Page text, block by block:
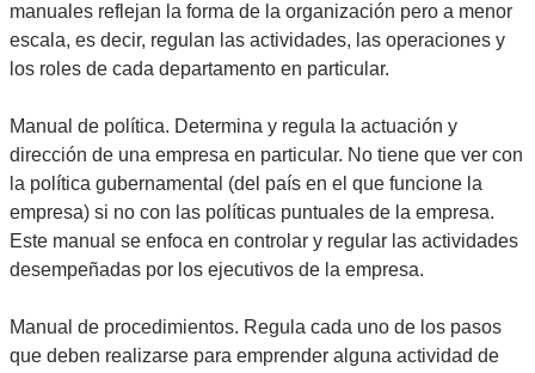
manuales reflejan la forma de la organización pero a menor
escala, es decir, regulan las actividades, las operaciones y
los roles de cada departamento en particular.
Manual de política. Determina y regula la actuación y
dirección de una empresa en particular. No tiene que ver con
la política gubernamental (del país en el que funcione la
empresa) si no con las políticas puntuales de la empresa.
Este manual se enfoca en controlar y regular las actividades
desempeñadas por los ejecutivos de la empresa.
Manual de procedimientos. Regula cada uno de los pasos
que deben realizarse para emprender alguna actividad de